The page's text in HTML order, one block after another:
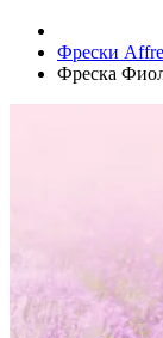
Фрески
Фреска